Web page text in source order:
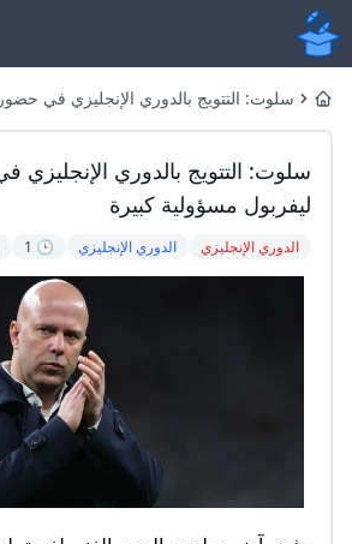
Homeسلوت: التتويج بالدوري الإنجليزي في
سلوت: التتويج بالدوري الإنجليزي
ليفربول مسؤولية كبيرة
الدوري الإنجليزي الدوري الإنجليزي 🕒 1